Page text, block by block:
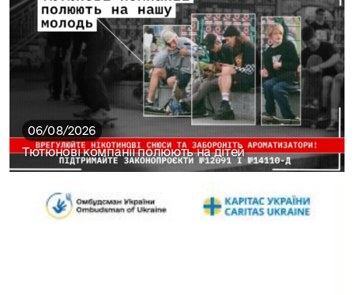
06/08/2026
Тютюнові компанії полюють на дітей